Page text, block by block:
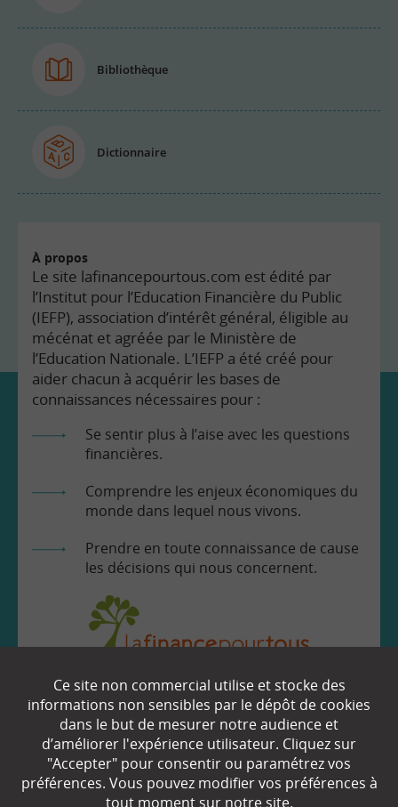
Bibliothèque
Dictionnaire
À propos
Le site lafinancepourtous.com est édité par
l’Institut pour l’Education Financière du Public
(IEFP), association d’intérêt général, éligible au
mécénat et agréée par le Ministère de
l’Education Nationale. L’IEFP a été créé pour
aider chacun à acquérir les bases de
connaissances nécessaires pour :
Se sentir plus à l’aise avec les questions
financières.
Comprendre les enjeux économiques du
monde dans lequel nous vivons.
Prendre en toute connaissance de cause
les décisions qui nous concernent.
EN SAVOIR
Qui sommes-nous ?
Partenaires
Ce site non commercial utilise et stocke des
informations non sensibles par le dépôt de cookies
dans le but de mesurer notre audience et
d’améliorer l'expérience utilisateur. Cliquez sur
"Accepter" pour consentir ou paramétrez vos
préférences. Vous pouvez modifier vos préférences à
tout moment sur notre site.